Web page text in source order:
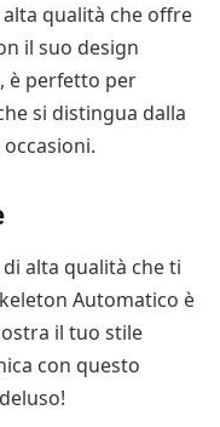
qualità che offre
il suo design
è perfetto per
si distingua dalla
alta qualità che ti
Automatico è
il tuo stile
con questo